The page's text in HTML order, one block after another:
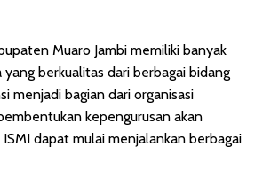
Muaro Jambi memiliki banyak
yang berkualitas dari berbagai bidang
menjadi bagian dari organisasi
kepengurusan akan
dapat mulai menjalankan berbagai